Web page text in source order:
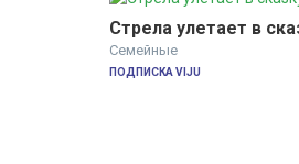
Стрела улетает в
Семейные
ПОДПИСКА VIJU